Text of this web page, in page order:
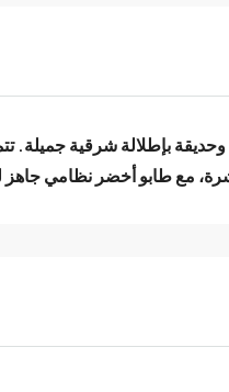
الأرضي، تتألف من غرفتين وصالون وحديقة
مع طابو أخضر نظامي جاهز